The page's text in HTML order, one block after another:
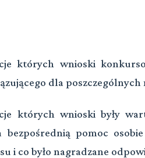
których wnioski
dla poszczególnych
których wnioski były
bezpośrednią pomoc
i co było nagradzane